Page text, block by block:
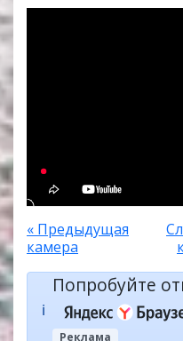
« Предыдущая
камера
ℹ️
Попробуйте
Реклама